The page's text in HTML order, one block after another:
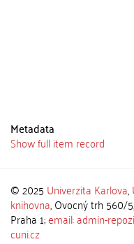
Metadata
Show full item record
© 2025 Univerzita Karlova,
knihovna, Ovocný trh 560/
Praha 1;email: admin-
cuni.cz